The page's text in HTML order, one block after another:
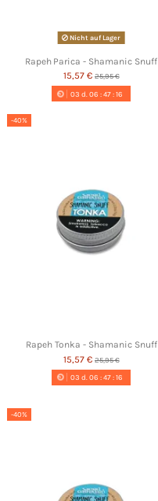
Nicht auf Lager
Rapeh Parica - Shamanic Snuff
15,57 € 25,95 €
03 d. 06 :47:16
-40%
Rapeh Tonka - Shamanic Snuff
15,57 € 25,95 €
03 d. 06 :47:16
-40%